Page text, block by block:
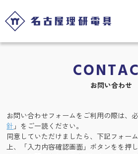
お問い合わせ
お問い合わせフォームをご利用の際は、
針 」をご一読ください。
同意していただけましたら、下記フォー
上、「入力内容確認画面」ボタンをを押